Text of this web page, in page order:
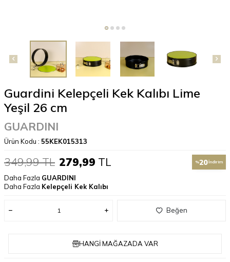
Guardini Kelepçeli Kek Kalıbı Lime
Yeşil 26 cm
GUARDINI
Ürün Kodu : 55KEK015313
349,99TL 279,99 TL %20İndirim
Daha Fazla GUARDINI
Daha Fazla Kelepçeli Kek Kalıbı
Beğen
HANGI MAĞAZADA VAR